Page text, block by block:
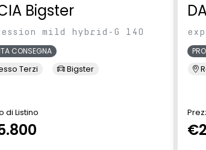
Bigster
mild hybrid-G 140
CONSEGNA
Terzi Bigster
di Listino